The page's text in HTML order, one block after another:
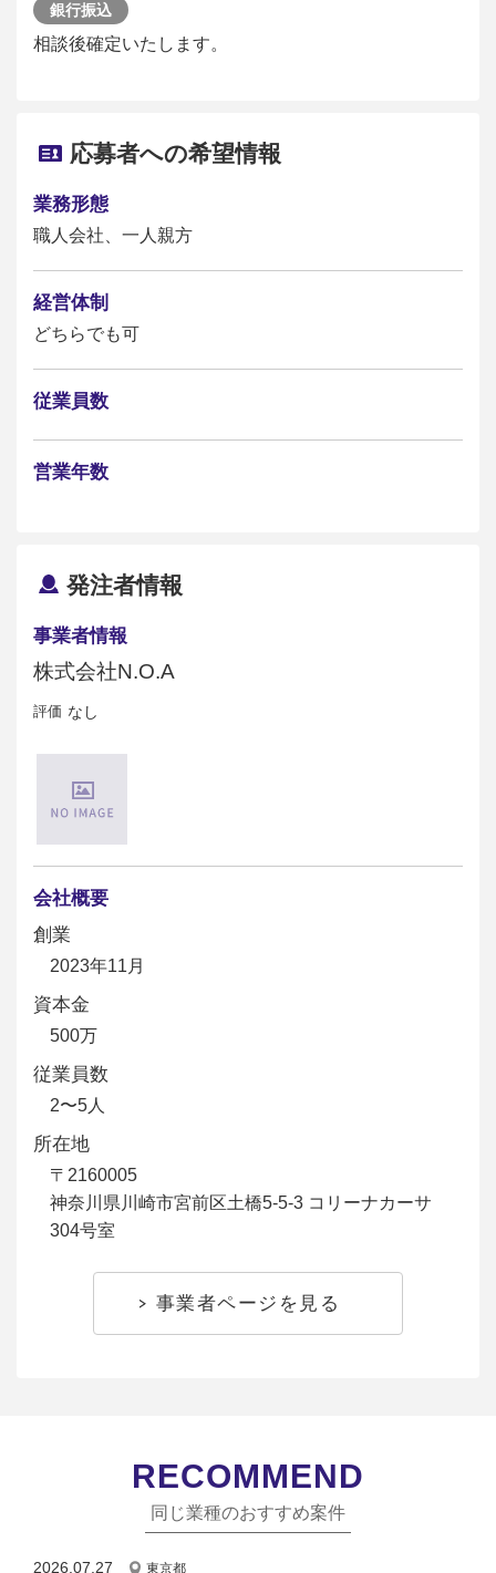
銀行振込
相談後確定いたします。
応募者への希望情報
業務形態
職人会社、一人親方
経営体制
どちらでも可
従業員数
営業年数
発注者情報
事業者情報
株式会社N.O.A
評価 なし
会社概要
創業
2023年11月
資本金
500万
従業員数
2〜5人
所在地
〒2160005
神奈川県川崎市宮前区土橋5-5-3 コリーナカーサ
304号室
事業者ページを見る
RECOMMEND
同じ業種のおすすめ案件
2026.07.27 東京都